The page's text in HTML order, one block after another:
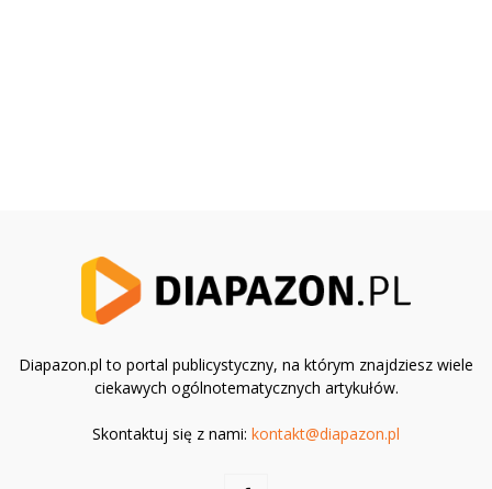
Diapazon.pl to portal publicystyczny, na którym znajdziesz wiele
ciekawych ogólnotematycznych artykułów.
Skontaktuj się z nami: kontakt@diapazon.pl